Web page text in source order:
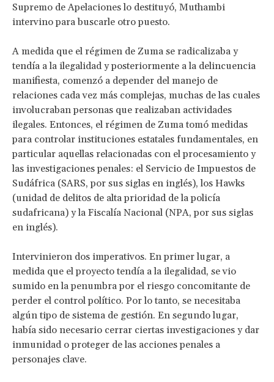
Supremo de Apelaciones lo destituyó, Muthambi
intervino para buscarle otro puesto.
A medida que el régimen de Zuma se radicalizaba y
tendía a la ilegalidad y posteriormente a la delincuencia
manifiesta, comenzó a depender del manejo de
relaciones cada vez más complejas, muchas de las cuales
involucraban personas que realizaban actividades
ilegales. Entonces, el régimen de Zuma tomó medidas
para controlar instituciones estatales fundamentales, en
particular aquellas relacionadas con el procesamiento y
las investigaciones penales: el Servicio de Impuestos de
Sudáfrica (SARS, por sus siglas en inglés), los Hawks
(unidad de delitos de alta prioridad de la policía
sudafricana) y la Fiscalía Nacional (NPA, por sus siglas
en inglés).
Intervinieron dos imperativos. En primer lugar, a
medida que el proyecto tendía a la ilegalidad, se vio
sumido en la penumbra por el riesgo concomitante de
perder el control político. Por lo tanto, se necesitaba
algún tipo de sistema de gestión. En segundo lugar,
había sido necesario cerrar ciertas investigaciones y dar
inmunidad o proteger de las acciones penales a
personajes clave.